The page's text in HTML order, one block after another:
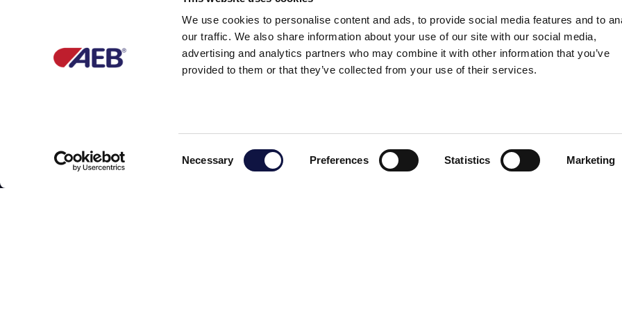
We use cookies to personalise content and ads, to provide social media features and to
our traffic. We also share information about your use of our site with our social media,
advertising and analytics partners who may combine it with other information that you’ve
provided to them or that they’ve collected from your use of their services.
Necessary Preferences Statistics Marketing
A feira conta com mais de 650 expositores, nacionais e internacionais,
adegas. Contará também com um amplo espaço reservado para o
enológico. O evento será complementado com um vasto ciclo de
técnicas.